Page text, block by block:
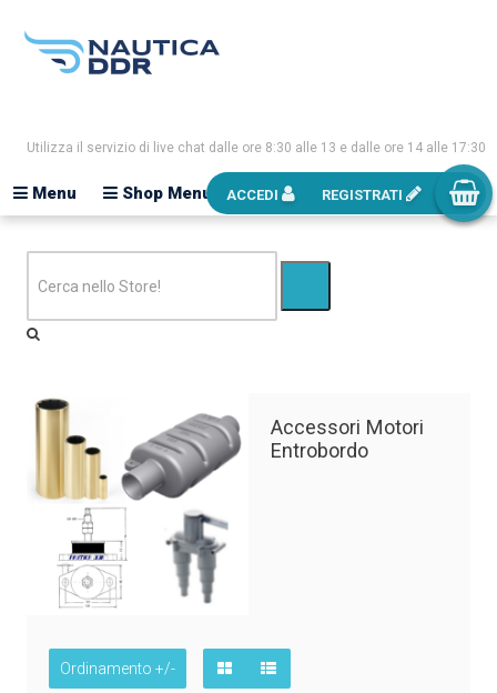
Utilizza il servizio di live chat dalle ore 8:30 alle 13 e dalle ore 14 alle 17:30
Shop Menu
Menu ACCEDI REGISTRATI
Accessori Motori
Entrobordo
Ordinamento +/-